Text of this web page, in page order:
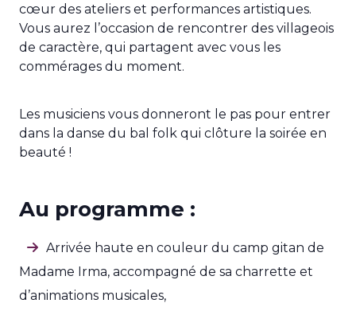
cœur des ateliers et performances artistiques.
Vous aurez l’occasion de rencontrer des villageois
de caractère, qui partagent avec vous les
commérages du moment.
Les musiciens vous donneront le pas pour entrer
dans la danse du bal folk qui clôture la soirée en
beauté !
Au programme :
Arrivée haute en couleur du camp gitan de
Madame Irma, accompagné de sa charrette et
d’animations musicales,